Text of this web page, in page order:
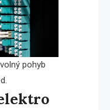
pohyb